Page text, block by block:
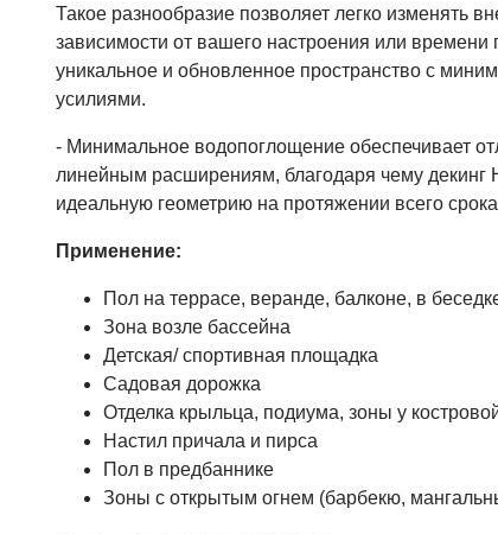
Такое разнообразие позволяет легко изменять
зависимости от вашего настроения или времени
уникальное и обновленное пространство с
усилиями.
- Минимальное водопоглощение обеспечивает
линейным расширениям, благодаря чему декинг
идеальную геометрию на протяжении всего
Применение:
Пол на террасе, веранде, балконе, в
Зона возле бассейна
Детская/ спортивная площадка
Садовая дорожка
Отделка крыльца, подиума, зоны у
Настил причала и пирса
Пол в предбаннике
Зоны с открытым огнем (барбекю,